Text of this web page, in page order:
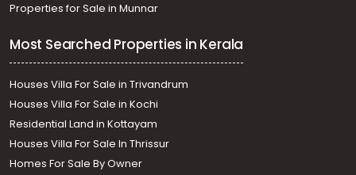
Properties for Sale in Munnar
Most Searched Properties in Kerala
Houses Villa For Sale in Trivandrum
Houses Villa For Sale in Kochi
Residential Land in Kottayam
Houses Villa For Sale In Thrissur
Homes For Sale By Owner